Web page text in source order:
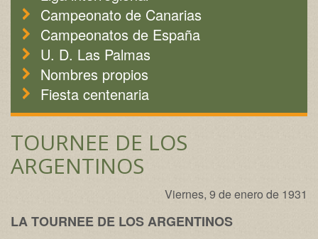
Campeonato de Canarias
Campeonatos de España
U. D. Las Palmas
Nombres propios
Fiesta centenaria
TOURNEE DE LOS
ARGENTINOS
Viernes, 9 de enero de 1931
LA TOURNEE DE LOS ARGENTINOS